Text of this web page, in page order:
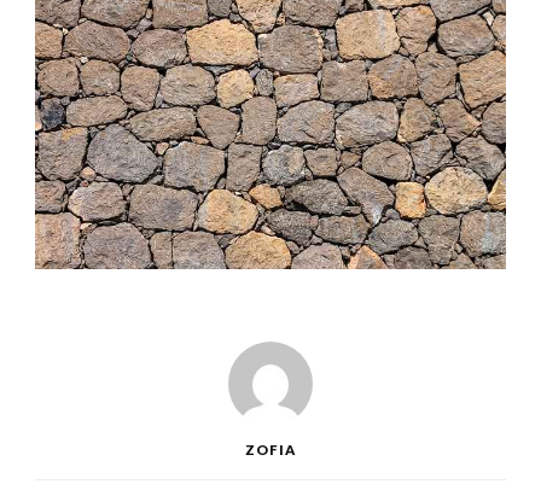
ZOFIA